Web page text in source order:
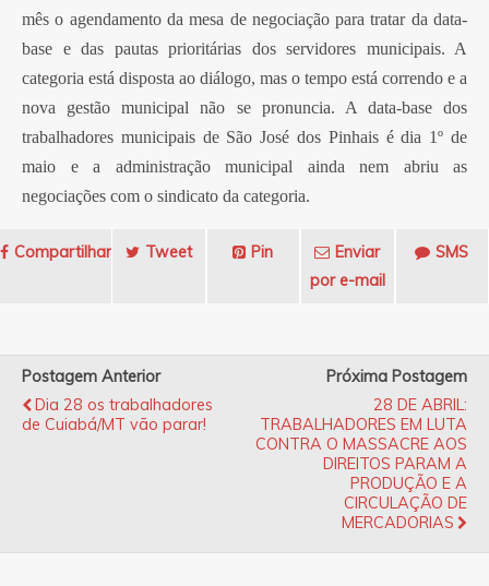
mês o agendamento da mesa de negociação para tratar da data-
base e das pautas prioritárias dos servidores municipais. A
categoria está disposta ao diálogo, mas o tempo está correndo e a
nova gestão municipal não se pronuncia. A data-base dos
trabalhadores municipais de São José dos Pinhais é dia 1º de
maio e a administração municipal ainda nem abriu as
negociações com o sindicato da categoria.
Compartilhar Tweet Pin
Enviar
por e-mail
SMS
Postagem Anterior
Dia 28 os trabalhadores
de Cuiabá/MT vão parar!
Próxima Postagem
28 DE ABRIL:
TRABALHADORES EM LUTA
CONTRA O MASSACRE AOS
DIREITOS PARAM A
PRODUÇÃO E A
CIRCULAÇÃO DE
MERCADORIAS